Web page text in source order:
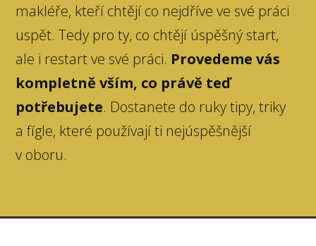
makléře, kteří chtějí co nejdříve ve své práci
uspět. Tedy pro ty, co chtějí úspěšný start,
ale i restart ve své práci. Provedeme vás
kompletně vším, co právě teď
potřebujete. Dostanete do ruky tipy, triky
a fígle, které používají ti nejúspěšnější
v oboru.